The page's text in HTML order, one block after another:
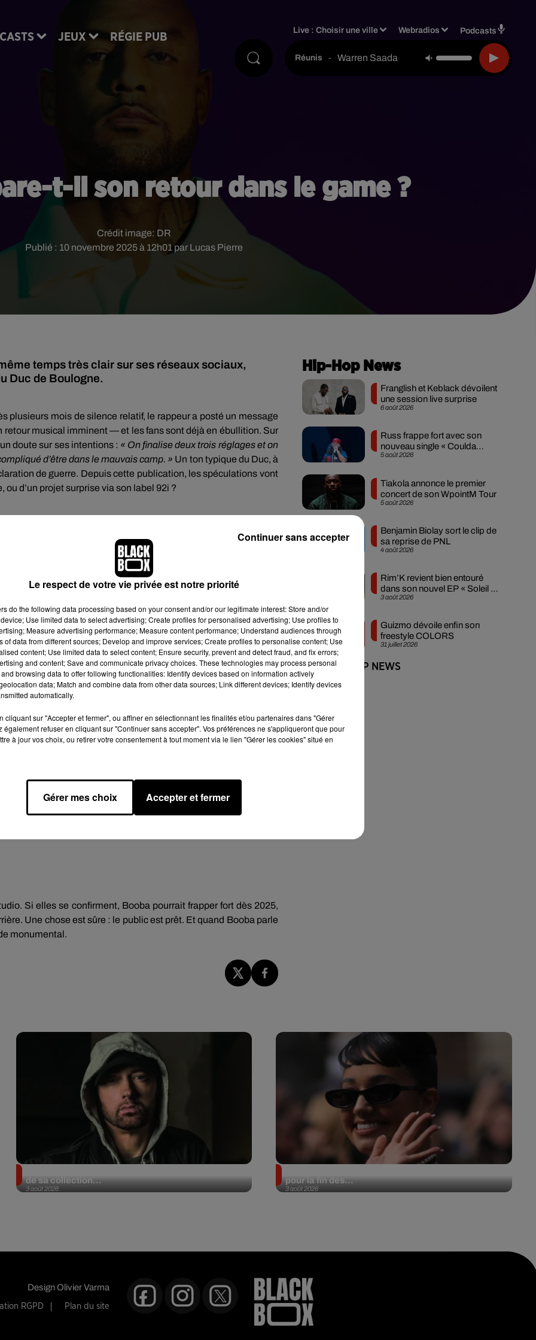
JEUX RÉGIE PUB
Live :Choisir une ville Webradios Podcasts
Réunis - Warren Saada
t-il son retour dans le game ?
Publié : 10 novembre 2025 à 12h01 par Lucas Pierre
Crédit image: DR
temps très clair sur ses réseaux sociaux,
Duc de Boulogne.
plusieurs mois de silence relatif, le rappeur a posté un message
retour musical imminent— et les fans sont déjà en ébullition. Sur
doute sur ses intentions : « On finalise deux trois réglages et on
d’être dans le mauvais camp. » Un ton typique du Duc, à
de guerre. Depuis cette publication, les spéculations vont
ou d’un projet surprise via son label 92i ?
musical. Son dernier projet,ULTRA
quitté la lumière. Entre ses prises de parole sur les réseaux, ses
omniprésent. Pourtant, ce message suggère qu’il est prêt à
évoquent la possibilité d’une série de singles percutants, à
est pensée pour créer l’événement, et ce message ne
entendre que le Duc ne compte pas se limiter à la musique.
préparer un retour global, renforçant son emprise sur tous les
féroce. Des rappeurs comme Gazo, SDM, Zola ou Ninho
le trône du rap français reste vacant tant que Booba n’a
et rappeler pourquoi il est considéré comme une légende
. Si elles se confirment, Booba pourrait frapper fort dès 2025,
Une chose est sûre : le public est prêt. Et quand Booba parle
monumental.
Hip-Hop News
6 août 2026
Franglish et Keblack dévoilent
une session live surprise
5 août 2026
Russ frappe fort avec son
nouveau single « Coulda
Shoulda Woulda »
5 août 2026
Tiakola annonce le premier
concert de son WpointM Tour
4 août 2026
Benjamin Biolay sort le clip de
sa reprise de PNL
3 août 2026
Rim’K revient bien entouré
dans son nouvel EP « Soleil de
minuit »
31 juillet 2026
Guizmo dévoile enfin son
freestyle COLORS
+ DE HIP-HOP NEWS
3 août 2026
de sa collection...
3 août 2026
pour la fin des...
DesignOlivier Varma
RGPD Plan du site
Le respect de votre vie privée est notre priorité
do the following data processing based on your consent and/or our legitimate interest: Store and/or
Use limited data to select advertising; Create profiles for personalised advertising; Use profiles to
Measure advertising performance; Measure content performance; Understand audiences through
of data from different sources; Develop and improve services; Create profiles to personalise content; Use
content; Use limited data to select content; Ensure security, prevent and detect fraud, and fix errors;
and content; Save and communicate privacy choices. These technologies may process personal
browsing data to offer following functionalities: Identify devices based on information actively
data; Match and combine data from other data sources; Link different devices; Identify devices
automatically.
cliquant sur "Accepter et fermer", ou affiner en sélectionnant les finalités et/ou partenaires dans "Gérer
également refuser en cliquant sur "Continuer sans accepter". Vos préférences ne s'appliqueront que pour
à jour vos choix, ou retirer votre consentement à tout moment via le lien "Gérer les cookies" situé en
Gérer mes choix Accepter et fermer
Continuer sans accepter